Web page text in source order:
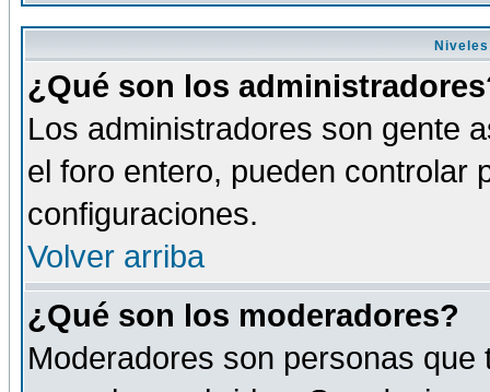
¿Qué son los
Los administradores son gente
el foro entero, pueden controlar
configuraciones.
Volver arriba
¿Qué son los moderadores?
Moderadores son personas